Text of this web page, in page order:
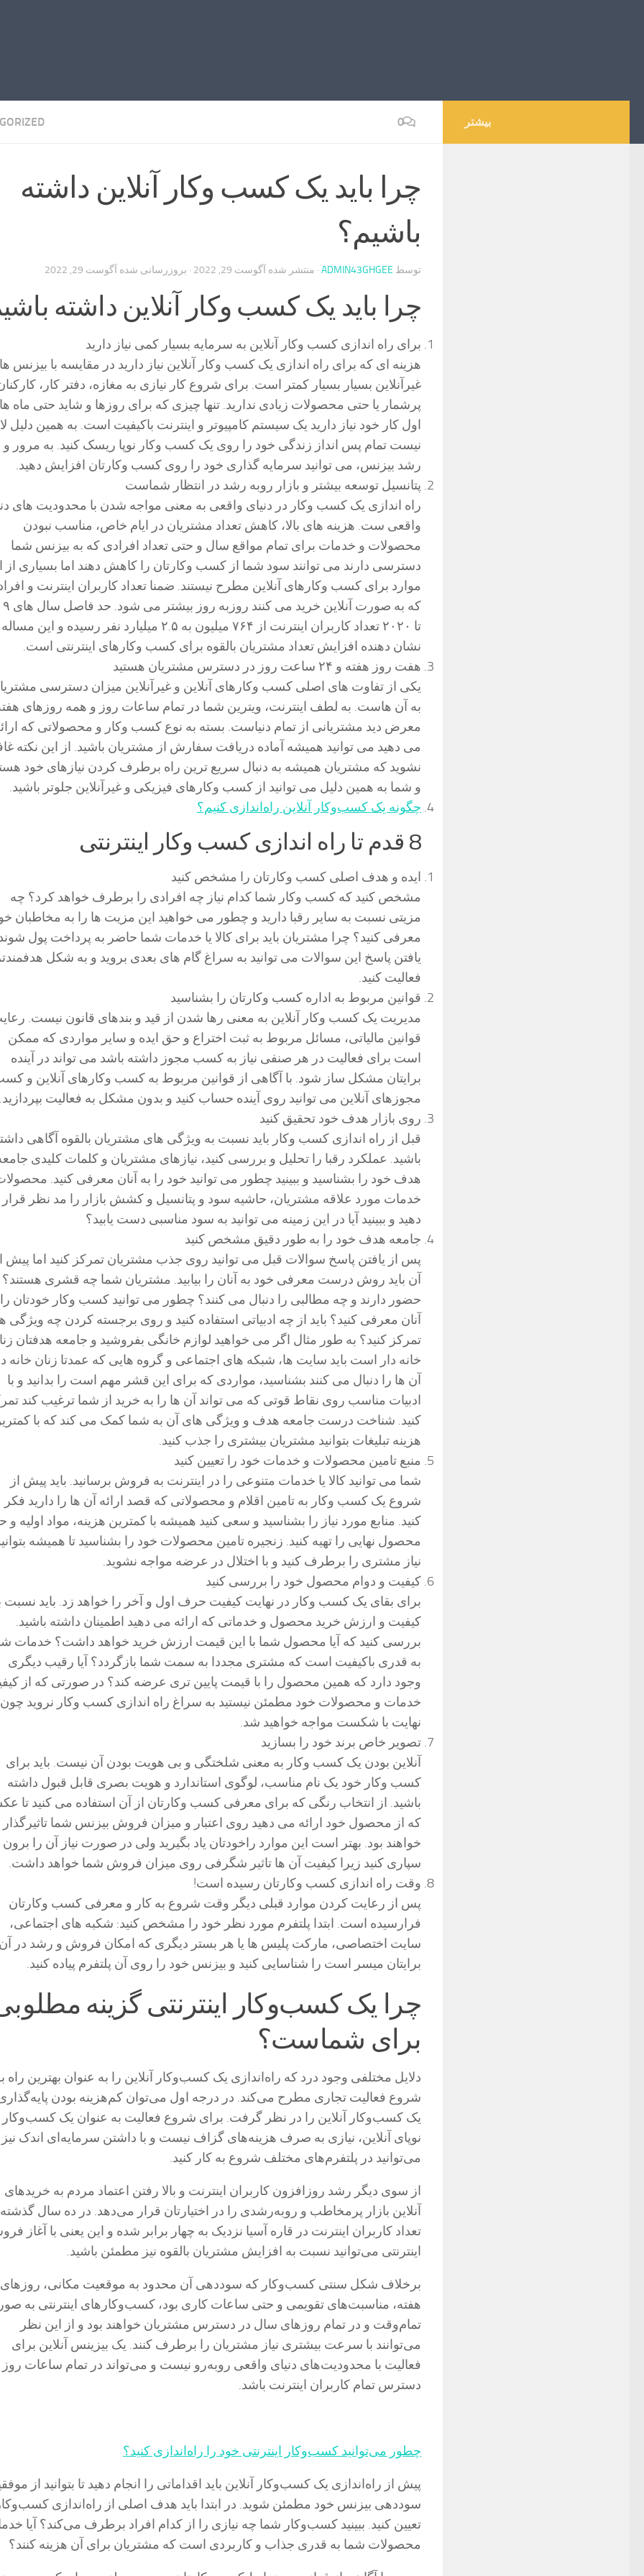
0
چرا باید یک کسب وکار آنلاین داشته
باشیم؟
توسط ADMIN43GHGEE · منتشر شده آگوست 29, 2022 · بروزرسانی شده آگوست 29, 2022
چرا باید یک کسب وکار آنلاین داشته
برای راه اندازی کسب وکار آنلاین به سرمایه بسیار کمی نیاز دارید
هزینه ای که برای راه اندازی یک کسب وکار آنلاین نیاز دارید در مقایسه با بیزنس
غیرآنلاین بسیار بسیار کمتر است. برای شروع کار نیازی به مغازه، دفتر کار،
پرشمار یا حتی محصولات زیادی ندارید. تنها چیزی که برای روزها و شاید حتی ماه
اول کار خود نیاز دارید یک سیستم کامپیوتر و اینترنت باکیفیت است. به همین دلیل
نیست تمام پس انداز زندگی خود را روی یک کسب وکار نوپا ریسک کنید. به مرور و
رشد بیزنس، می توانید سرمایه گذاری خود را روی کسب وکارتان افزایش دهید.
پتانسیل توسعه بیشتر و بازار روبه رشد در انتظار شماست
راه اندازی یک کسب وکار در دنیای واقعی به معنی مواجه شدن با محدودیت های
واقعی ست. هزینه های بالا، کاهش تعداد مشتریان در ایام خاص، مناسب نبودن
محصولات و خدمات برای تمام مواقع سال و حتی تعداد افرادی که به بیزنس شما
دسترسی دارند می توانند سود شما از کسب وکارتان را کاهش دهند اما بسیاری از
موارد برای کسب وکارهای آنلاین مطرح نیستند. ضمنا تعداد کاربران اینترنت و
که به صورت آنلاین
تا ۲۰۲۰ تعداد کاربران اینترنت از ۷۶۴ میلیون به ۲.۵ میلیارد نفر رسیده و این مساله
نشان دهنده افزایش تعداد مشتریان بالقوه برای کسب وکارهای اینترنتی است.
هفت روز هفته و ۲۴ ساعت روز در دسترس مشتریان هستید
یکی از تفاوت های اصلی کسب وکارهای آنلاین و غیرآنلاین میزان دسترسی
به آن هاست. به لطف اینترنت، ویترین شما در تمام ساعات روز و همه روزهای
معرض دید مشتریانی از تمام دنیاست. بسته به نوع کسب وکار و محصولاتی که
می دهید می توانید همیشه آماده دریافت سفارش از مشتریان باشید. از این نکته
نشوید که مشتریان همیشه به دنبال سریع ترین راه برطرف کردن نیازهای خود
و شما به همین دلیل می توانید از کسب وکارهای فیزیکی و غیرآنلاین جلوتر باشید.
چگونه یک کسب‌وکار آنلاین راه‌اندازی کنیم؟
8 قدم تا راه اندازی کسب وکار اینترنتی
ایده و هدف اصلی کسب وکارتان را مشخص کنید
مشخص کنید که کسب وکار شما کدام نیاز چه افرادی را برطرف خواهد کرد؟ چه
مزیتی نسبت به سایر رقبا دارید و چطور می خواهید این مزیت ها را به مخاطبان
معرفی کنید؟ چرا مشتریان باید برای کالا یا خدمات شما حاضر به پرداخت پول
یافتن پاسخ این سوالات می توانید به سراغ گام های بعدی بروید و به شکل
فعالیت کنید.
قوانین مربوط به اداره کسب وکارتان را بشناسید
مدیریت یک کسب وکار آنلاین به معنی رها شدن از قید و بندهای قانون نیست.
قوانین مالیاتی، مسائل مربوط به ثبت اختراع و حق ایده و سایر مواردی که ممکن
است برای فعالیت در هر صنفی نیاز به کسب مجوز داشته باشد می تواند در آینده
برایتان مشکل ساز شود. با آگاهی از قوانین مربوط به کسب وکارهای آنلاین و
مجوزهای آنلاین می توانید روی آینده حساب کنید و بدون مشکل به فعالیت بپردازید.
روی بازار هدف خود تحقیق کنید
قبل از راه اندازی کسب وکار باید نسبت به ویژگی های مشتریان بالقوه آگاهی
باشید. عملکرد رقبا را تحلیل و بررسی کنید، نیازهای مشتریان و کلمات کلیدی
هدف خود را بشناسید و ببینید چطور می توانید خود را به آنان معرفی کنید.
خدمات مورد علاقه مشتریان، حاشیه سود و پتانسیل و کشش بازار را مد نظر قرار
دهید و ببینید آیا در این زمینه می توانید به سود مناسبی دست یابید؟
جامعه هدف خود را به طور دقیق مشخص کنید
پس از یافتن پاسخ سوالات قبل می توانید روی جذب مشتریان تمرکز کنید اما پیش
آن باید روش درست معرفی خود به آنان را بیابید. مشتریان شما چه قشری هستند؟
حضور دارند و چه مطالبی را دنبال می کنند؟ چطور می توانید کسب وکار خودتان
آنان معرفی کنید؟ باید از چه ادبیاتی استفاده کنید و روی برجسته کردن چه ویژگی
تمرکز کنید؟ به طور مثال اگر می خواهید لوازم خانگی بفروشید و جامعه هدفتان
خانه دار است باید سایت ها، شبکه های اجتماعی و گروه هایی که عمدتا زنان خانه
آن ها را دنبال می کنند بشناسید، مواردی که برای این قشر مهم است را بدانید و با
ادبیات مناسب روی نقاط قوتی که می تواند آن ها را به خرید از شما ترغیب کند
کنید. شناخت درست جامعه هدف و ویژگی های آن به شما کمک می کند که با
هزینه تبلیغات بتوانید مشتریان بیشتری را جذب کنید.
منبع تامین محصولات و خدمات خود را تعیین کنید
شما می توانید کالا یا خدمات متنوعی را در اینترنت به فروش برسانید. باید پیش از
شروع یک کسب وکار به تامین اقلام و محصولاتی که قصد ارائه آن ها را دارید فکر
کنید. منابع مورد نیاز را بشناسید و سعی کنید همیشه با کمترین هزینه، مواد اولیه و
محصول نهایی را تهیه کنید. زنجیره تامین محصولات خود را بشناسید تا همیشه
نیاز مشتری را برطرف کنید و با اختلال در عرضه مواجه نشوید.
کیفیت و دوام محصول خود را بررسی کنید
برای بقای یک کسب وکار در نهایت کیفیت حرف اول و آخر را خواهد زد. باید نسبت
کیفیت و ارزش خرید محصول و خدماتی که ارائه می دهید اطمینان داشته باشید.
بررسی کنید که آیا محصول شما با این قیمت ارزش خرید خواهد داشت؟ خدمات
به قدری باکیفیت است که مشتری مجددا به سمت شما بازگردد؟ آیا رقیب دیگری
وجود دارد که همین محصول را با قیمت پایین تری عرضه کند؟ در صورتی که از
خدمات و محصولات خود مطمئن نیستید به سراغ راه اندازی کسب وکار نروید چون
نهایت با شکست مواجه خواهید شد.
تصویر خاص برند خود را بسازید
آنلاین بودن یک کسب وکار به معنی شلختگی و بی هویت بودن آن نیست. باید برای
کسب وکار خود یک نام مناسب، لوگوی استاندارد و هویت بصری قابل قبول داشته
باشید. از انتخاب رنگی که برای معرفی کسب وکارتان از آن استفاده می کنید تا
که از محصول خود ارائه می دهید روی اعتبار و میزان فروش بیزنس شما تاثیرگذار
خواهند بود. بهتر است این موارد راخودتان یاد بگیرید ولی در صورت نیاز آن را برون
سپاری کنید زیرا کیفیت آن ها تاثیر شگرفی روی میزان فروش شما خواهد داشت.
وقت راه اندازی کسب وکارتان رسیده است!
پس از رعایت کردن موارد قبلی دیگر وقت شروع به کار و معرفی کسب وکارتان
فرارسیده است. ابتدا پلتفرم مورد نظر خود را مشخص کنید: شکبه های اجتماعی،
سایت اختصاصی، مارکت پلیس ها یا هر بستر دیگری که امکان فروش و رشد در
برایتان میسر است را شناسایی کنید و بیزنس خود را روی آن پلتفرم پیاده کنید.
چرا یک کسب‌وکار اینترنتی گزینه
برای شماست؟
دلایل مختلفی وجود درد که راه‌اندازی یک کسب‌وکار آنلاین را به عنوان بهترین راه
شروع فعالیت تجاری مطرح می‌کند. در درجه اول می‌توان کم‌هزینه بودن
یک کسب‌وکار آنلاین را در نظر گرفت. برای شروع فعالیت به عنوان یک کسب‌وکار
نوپای آنلاین، نیازی به صرف هزینه‌های گزاف نیست و با داشتن سرمایه‌ای اندک نیز
می‌توانید در پلتفرم‌های مختلف شروع به کار کنید.
از سوی دیگر رشد روزافزون کاربران اینترنت و بالا رفتن اعتماد مردم به خریدهای
آنلاین بازار پرمخاطب و روبه‌رشدی را در اختیارتان قرار می‌دهد. در ده سال گذشته
تعداد کاربران اینترنت در قاره آسیا نزدیک به چهار برابر شده و این یعنی با آغاز
اینترنتی می‌توانید نسبت به افزایش مشتریان بالقوه نیز مطمئن باشید.
برخلاف شکل سنتی کسب‌وکار که سوددهی آن محدود به موقعیت مکانی، روزهای
هفته، مناسبت‌های تقویمی و حتی ساعات کاری بود، کسب‌وکارهای اینترنتی به
تمام‌وقت و در تمام روزهای سال در دسترس مشتریان خواهند بود و از این نظر
می‌توانند با سرعت بیشتری نیاز مشتریان را برطرف کنند. یک بیزینس آنلاین برای
فعالیت با محدودیت‌های دنیای واقعی روبه‌رو نیست و می‌تواند در تمام ساعات روز
دسترس تمام کاربران اینترنت باشد.
چطور می‌توانید کسب‌وکار اینترنتی خود را راه‌اندازی کنید؟
پیش از راه‌اندازی یک کسب‌وکار آنلاین باید اقداماتی را انجام دهید تا بتوانید از
سوددهی بیزنس خود مطمئن شوید. در ابتدا باید هدف اصلی از راه‌اندازی
تعیین کنید. ببینید کسب‌وکار شما چه نیازی را از کدام افراد برطرف می‌کند؟ آیا
محصولات شما به قدری جذاب و کاربردی است که مشتریان برای آن هزینه کنند؟
بیشتر